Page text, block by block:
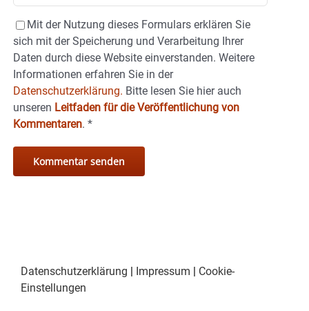
Mit der Nutzung dieses Formulars erklären Sie
sich mit der Speicherung und Verarbeitung Ihrer
Daten durch diese Website einverstanden. Weitere
Informationen erfahren Sie in der
Datenschutzerklärung. Bitte lesen Sie hier auch
unseren Leitfaden für die Veröffentlichung von
Kommentaren. *
Datenschutzerklärung Impressum
Cookie-
Einstellungen